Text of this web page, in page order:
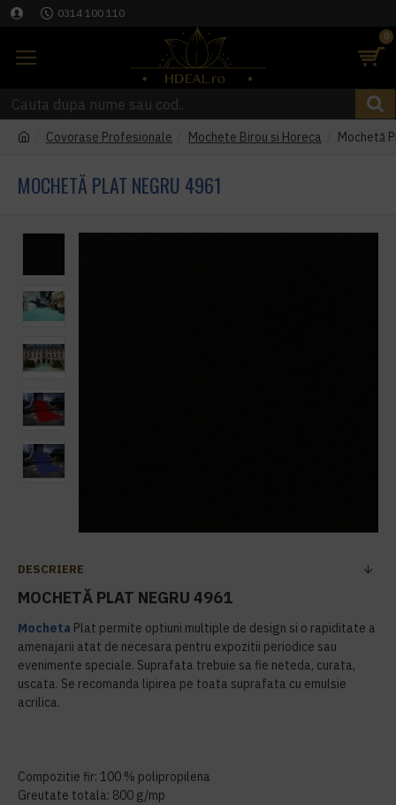
0314 100 110
0
Covorase Profesionale Mochete Birou si Horeca Mochetă
MOCHETĂ PLAT NEGRU 4961
DESCRIERE
MOCHETĂ PLAT NEGRU 4961
Mocheta Plat permite optiuni multiple de design si o rapiditate a
amenajarii atat de necesara pentru expozitii periodice sau
evenimente speciale. Suprafata trebuie sa fie neteda, curata,
uscata. Se recomanda lipirea pe toata suprafata cu emulsie
acrilica.
Compozitie fir: 100 % polipropilena
Greutate totala: 800 g/mp